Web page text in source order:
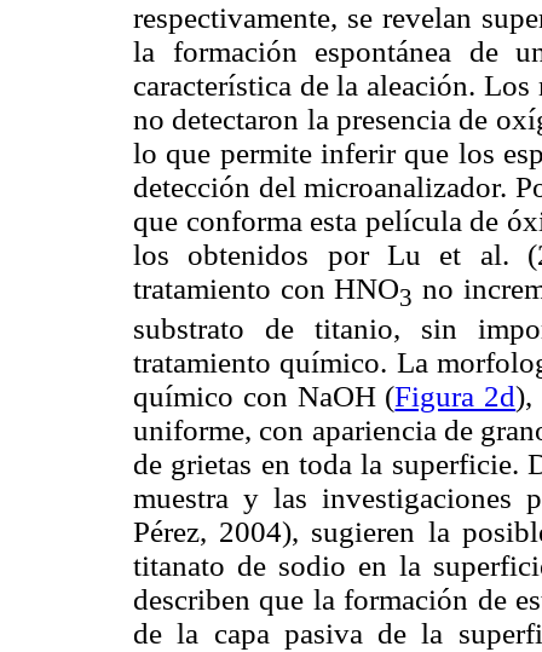
respectivamente, se revelan
la formación espontánea de
característica de la aleación.
no detectaron la presencia de
lo que permite inferir que los
detección del microanalizador.
que conforma esta película de
los obtenidos por Lu et al.
tratamiento con HNO3 no
substrato de titanio, sin
tratamiento químico. La
químico con NaOH (Figura 2d),
uniforme, con apariencia de
de grietas en toda la superficie.
muestra y las investigaciones
Pérez, 2004), sugieren la
titanato de sodio en la
describen que la formación de
de la capa pasiva de la